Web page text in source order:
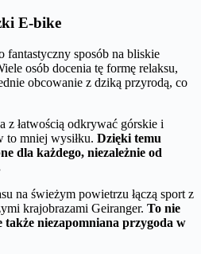
E-bike
fantastyczny sposób na bliskie
osób docenia tę formę relaksu,
obcowanie z dziką przyrodą, co
z łatwością odkrywać górskie i
to mniej wysiłku. Dzięki temu
dla każdego, niezależnie od
na świeżym powietrzu łączą sport z
krajobrazami Geiranger. To nie
także niezapomniana przygoda w